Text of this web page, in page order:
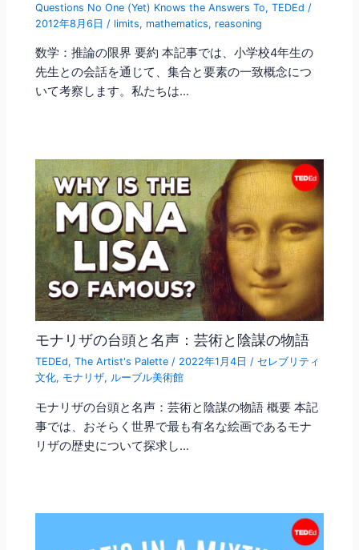
Questions No One (Yet) Knows the Answers To,TEDEd /
2012年8月6日 / limits, mathematics, reasoning
数学：推論の限界 要約 本記事では、小学校4年生の
先生との会話を通じて、集合と要素の一致概念につ
いて考察します。私たちは…
モナリザの台頭と名声：芸術と陰謀の物語
TEDEd,The Artist's Palette / 2022年1月4日/ セレブリティ
文化, モナリザ, ルーブル美術館
モナリザの台頭と名声：芸術と陰謀の物語 概要 本記
事では、おそらく世界で最も有名な絵画であるモナ
リザの歴史について探求し…